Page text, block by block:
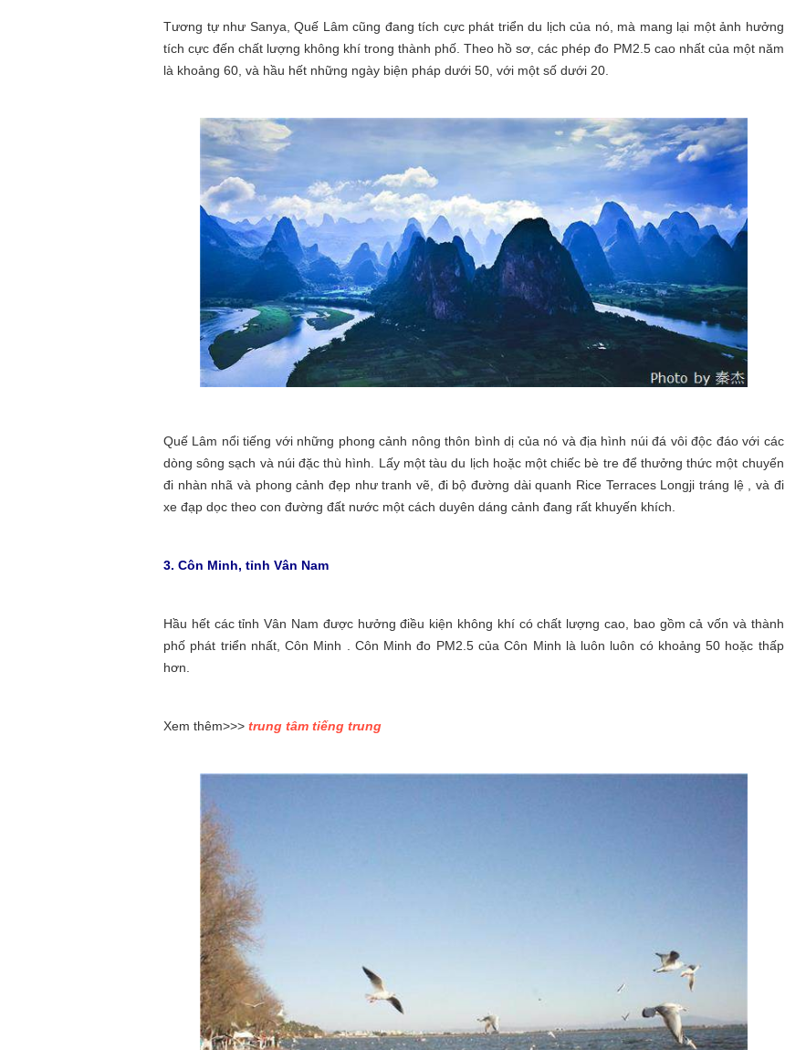
Tương tự như Sanya, Quế Lâm cũng đang tích cực phát triển du lịch của nó, mà mang lại một ảnh hưởng
tích cực đến chất lượng không khí trong thành phố. Theo hồ sơ, các phép đo PM2.5 cao nhất của một năm
là khoảng 60, và hầu hết những ngày biện pháp dưới 50, với một số dưới 20.
Quế Lâm nổi tiếng với những phong cảnh nông thôn bình dị của nó và địa hình núi đá vôi độc đáo với các
dòng sông sạch và núi đặc thù hình. Lấy một tàu du lịch hoặc một chiếc bè tre để thưởng thức một chuyến
đi nhàn nhã và phong cảnh đẹp như tranh vẽ, đi bộ đường dài quanh Rice Terraces Longji tráng lệ , và đi
xe đạp dọc theo con đường đất nước một cách duyên dáng cảnh đang rất khuyến khích.
3. Côn Minh, tỉnh Vân Nam
Hầu hết các tỉnh Vân Nam được hưởng điều kiện không khí có chất lượng cao, bao gồm cả vốn và thành
phố phát triển nhất, Côn Minh . Côn Minh đo PM2.5 của Côn Minh là luôn luôn có khoảng 50 hoặc thấp
hơn.
Xem thêm>>> trung tâm tiếng trung